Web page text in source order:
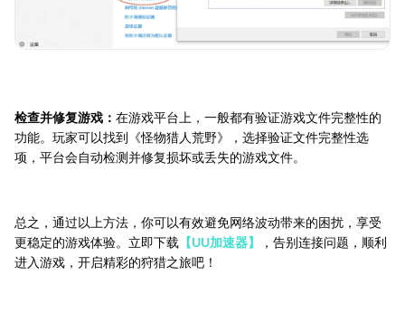
检查并修复游戏： 在游戏平台上，一般都有验证游戏文件完整性的
功能。玩家可以找到《怪物猎人荒野》，选择验证文件完整性选
项，平台会自动检测并修复损坏或丢失的游戏文件。
总之，通过以上方法，你可以有效避免网络波动带来的困扰，享受
更稳定的游戏体验。立即下载 【UU加速器】
，告别连接问题，顺利
进入游戏，开启精彩的狩猎之旅吧！